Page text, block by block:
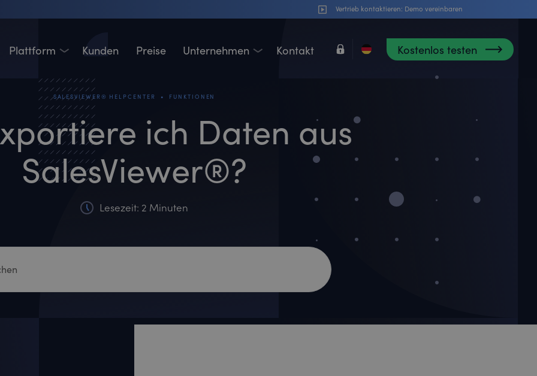
Vertrieb kontaktieren: Demo vereinbaren
Plattform Kunden Preise Unternehmen Kontakt Kostenlos testen
SALESVIEWER® HELPCENTER • FUNKTIONEN
ich Daten aus
SalesViewer®?
Lesezeit: 2 Minuten